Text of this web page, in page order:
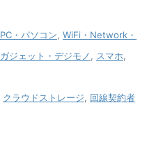
PC・パソコン WiFi・Network・
ガジェット・デジモノ スマホ
クラウドストレージ
回線契約者